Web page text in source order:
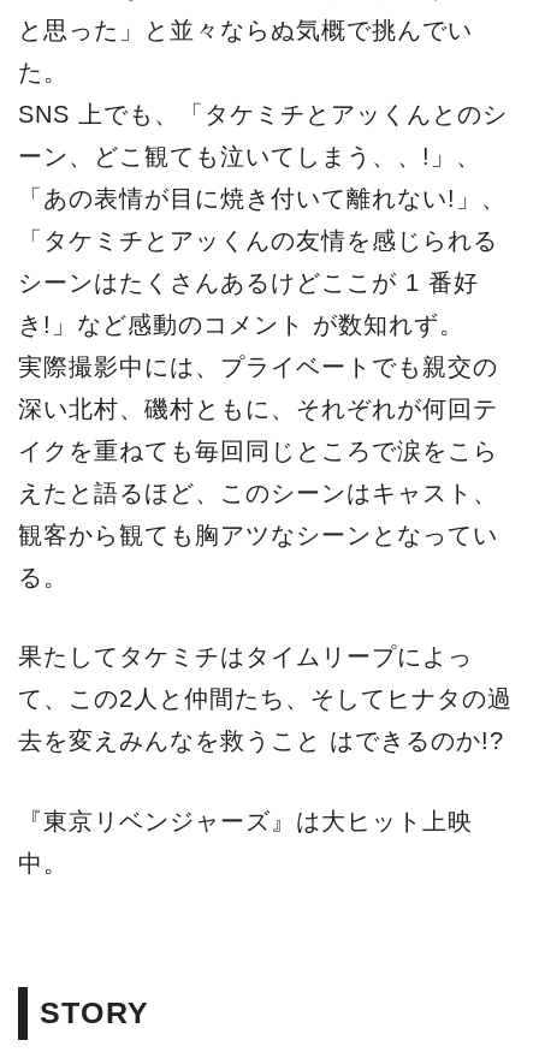
と思った」と並々ならぬ気概で挑んでい
た。
SNS 上でも、「タケミチとアッくんとのシ
ーン、どこ観ても泣いてしまう、、!」、
「あの表情が目に焼き付いて離れない!」、
「タケミチとアッくんの友情を感じられる
シーンはたくさんあるけどここが 1 番好
き!」など感動のコメント が数知れず。
実際撮影中には、プライベートでも親交の
深い北村、磯村ともに、それぞれが何回テ
イクを重ねても毎回同じところで涙をこら
えたと語るほど、このシーンはキャスト、
観客から観ても胸アツなシーンとなってい
る。
果たしてタケミチはタイムリープによっ
て、この2人と仲間たち、そしてヒナタの過
去を変えみんなを救うこと はできるのか!?
『東京リベンジャーズ』は大ヒット上映
中。
STORY